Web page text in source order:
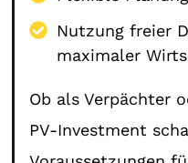
Nutzung freier
maximaler
Ob als Verpächter
PV-Investment